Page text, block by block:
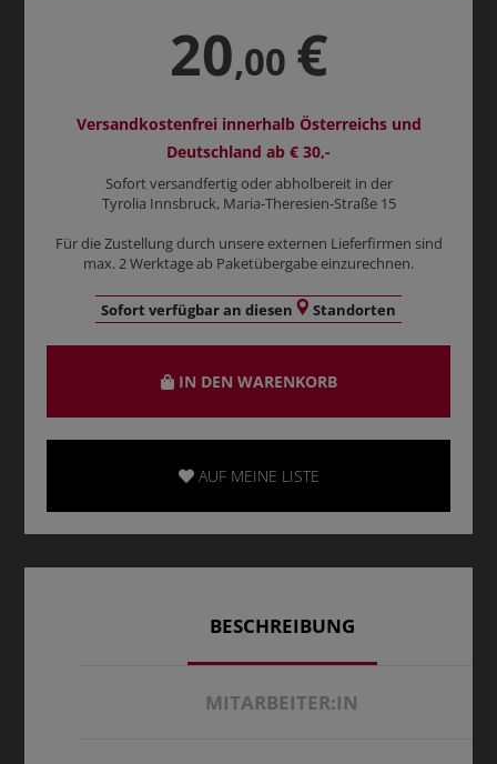
20,00 €
Versandkostenfrei innerhalb Österreichs und
Deutschland ab € 30,-
Sofort versandfertig oder abholbereit in der
Tyrolia Innsbruck, Maria-Theresien-Straße 15
Für die Zustellung durch unsere externen Lieferfirmen sind
max. 2 Werktage ab Paketübergabe einzurechnen.
Sofort verfügbar an diesen Standorten
IN DEN WARENKORB
AUF MEINE LISTE
BESCHREIBUNG
MITARBEITER:IN